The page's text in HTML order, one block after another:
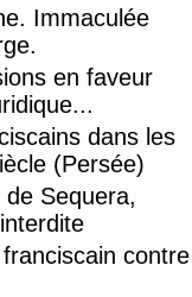
Immaculée
en faveur
dans les
(Persée)
Sequera,
contre